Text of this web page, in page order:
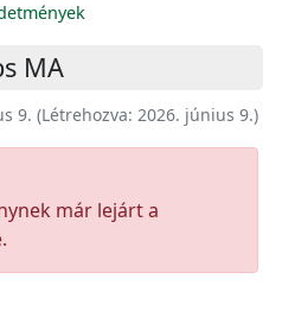
MA
9. (Létrehozva: 2026. június 9.)
már lejárt a